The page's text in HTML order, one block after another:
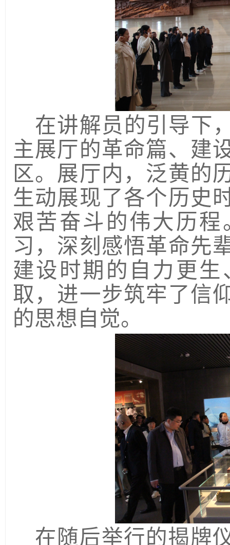
在讲解员的引导下
主展厅的革命篇、建
区。展厅内，泛黄的
生动展现了各个历史
艰苦奋斗的伟大历
习，深刻感悟革命先
建设时期的自力更
取，进一步筑牢了信
的思想自觉。
在随后举行的揭牌